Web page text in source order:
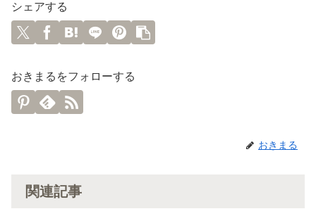
シェアする
おきまるをフォローする
おきまる
関連記事